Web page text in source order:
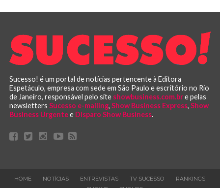
Sucesso! é um portal de notícias pertencente à Editora
Espetáculo, empresa com sede em São Paulo e escritório no Rio
de Janeiro, responsável pelo site showbusiness.com.bre pelas
newsletters Sucesso e-mailing, Show Business Express, Show
Business Urgentee Disparo Show Business.
HOME NOTÍCIAS ENTREVISTAS TV SUCESSO
RANKINGS